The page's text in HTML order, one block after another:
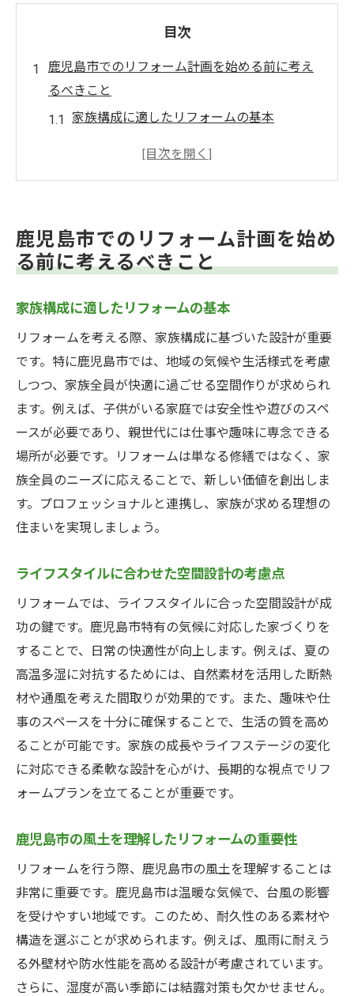
目次
鹿児島市でのリフォーム計画を始める前に考え
るべきこと
家族構成に適したリフォームの基本
ライフスタイルに合わせた空間設計の考慮
予算設定と優先順位の決め方
地域のリフォーム法規制について知ってお
ト
初期プランニングの重要性
デザインと機能性の両立を目指す方法
リフォームプロジェクトのスケジュール管
理
地元業者とのコミュニケーションの取り方
リフォーム後の確認とメンテナンス
持ち家リフォームで生活スタイルを刷新するた
めのアイデア
オープンプランで広がる生活空間
エネルギー効率を高めるためのリフォーム
収納スペースの最適化で暮らしを快適に
趣味を楽しむための専用スペース作り
最新技術を活用したスマートホーム化
のポイント
鹿児島市の気候に適した断熱工法
地震に強い構造のリフォーム技術
地域素材を使った地元らしいデザイン
環境に優しいリフォームの実践
鹿児島市でのリフォーム計画を始め
る前に考えるべきこと
家族構成に適したリフォームの基本
リフォームを考える際、家族構成に基づいた設計が重要
です。特に鹿児島市では、地域の気候や生活様式を考慮
しつつ、家族全員が快適に過ごせる空間作りが求められ
ます。例えば、子供がいる家庭では安全性や遊びのスペ
ースが必要であり、親世代には仕事や趣味に専念できる
場所が必要です。リフォームは単なる修繕ではなく、家
族全員のニーズに応えることで、新しい価値を創出しま
す。プロフェッショナルと連携し、家族が求める理想の
住まいを実現しましょう。
ライフスタイルに合わせた空間設計の考慮点
リフォームでは、ライフスタイルに合った空間設計が成
功の鍵です。鹿児島市特有の気候に対応した家づくりを
することで、日常の快適性が向上します。例えば、夏の
高温多湿に対抗するためには、自然素材を活用した断熱
材や通風を考えた間取りが効果的です。また、趣味や仕
事のスペースを十分に確保することで、生活の質を高め
ることが可能です。家族の成長やライフステージの変化
に対応できる柔軟な設計を心がけ、長期的な視点でリフ
ォームプランを立てることが重要です。
鹿児島市の風土を理解したリフォームの重要性
リフォームを行う際、鹿児島市の風土を理解することは
非常に重要です。鹿児島市は温暖な気候で、台風の影響
を受けやすい地域です。このため、耐久性のある素材や
構造を選ぶことが求められます。例えば、風雨に耐えう
る外壁材や防水性能を高める設計が考慮されています。
さらに、湿度が高い季節には結露対策も欠かせません。